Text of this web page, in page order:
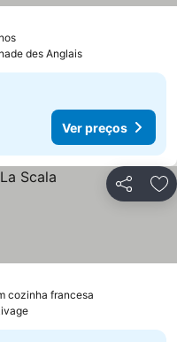
des Anglais
Ver preços
Partilhar
cozinha francesa